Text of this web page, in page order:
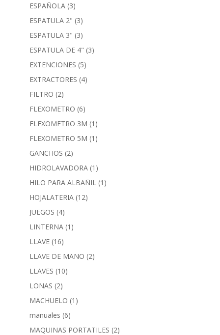
ESPAÑOLA (3)
ESPATULA 2" (3)
ESPATULA 3" (3)
ESPATULA DE 4" (3)
EXTENCIONES (5)
EXTRACTORES (4)
FILTRO (2)
FLEXOMETRO (6)
FLEXOMETRO 3M (1)
FLEXOMETRO 5M (1)
GANCHOS (2)
HIDROLAVADORA (1)
HILO PARA ALBAÑIL (1)
HOJALATERIA (12)
JUEGOS (4)
LINTERNA (1)
LLAVE (16)
LLAVE DE MANO (2)
LLAVES (10)
LONAS (2)
MACHUELO (1)
manuales (6)
MAQUINAS PORTATILES (2)